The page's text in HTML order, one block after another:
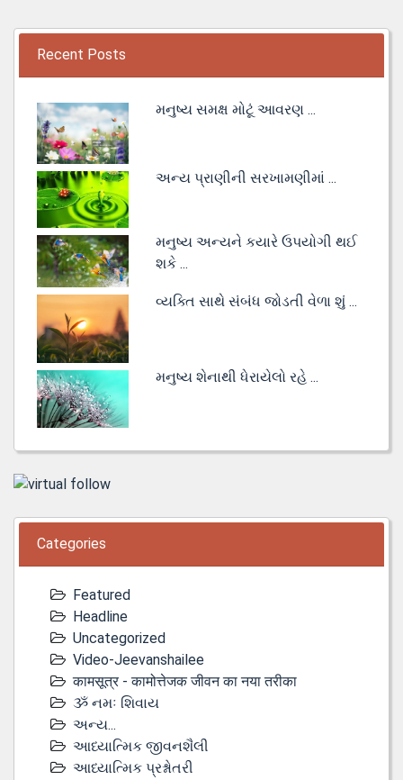
Recent Posts
મનુષ્ય સમક્ષ મોટૂં આવરણ ...
અન્ય પ્રાણીની સરખામણીમાં ...
મનુષ્ય અન્યને કયારે ઉપયોગી થઈ
શકે ...
વ્યક્તિ સાથે સંબંધ જોડતી વેળા શું ...
મનુષ્ય શેનાથી ધેરાયેલો રહે ...
Categories
Featured
Headline
Uncategorized
Video-Jeevanshailee
कामसूत्र - कामोत्तेजक जीवन का नया तरीका
ૐ નમઃ શિવાય
અન્ય...
આધ્યાત્મિક જીવનશૈલી
આધ્યાત્મિક પ્રશ્નોતરી